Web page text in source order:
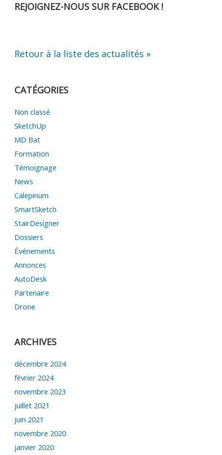
REJOIGNEZ-NOUS SUR FACEBOOK !
Retour à la liste des actualités »
CATÉGORIES
Non classé
SketchUp
MD Bat
Formation
Témoignage
News
Calepinum
SmartSketch
StairDesigner
Dossiers
Événements
Annonces
AutoDesk
Partenaire
Drone
ARCHIVES
décembre 2024
février 2024
novembre 2023
juillet 2021
juin 2021
novembre 2020
janvier 2020